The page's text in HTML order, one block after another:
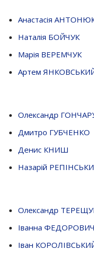
Анастасія
Наталія БОЙЧУК
Марія ВЕРЕМЧУК
Артем
Олександр
Дмитро ГУБЧЕНКО
Денис КНИШ
Назарій
Олександр
Іванна ФЕДОРОВИЧ
Іван